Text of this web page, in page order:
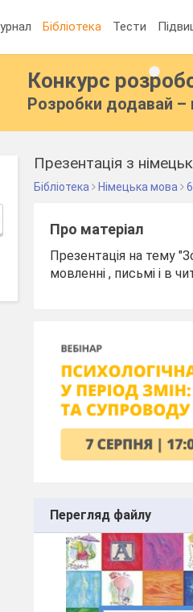
Бібліотека Тести
Конкурс
Розробки додавай –
Презентація з
Бібліотека Німецька мова
Про матеріал
Презентація на тему
мовленні , письмі і в
Перегляд файлу